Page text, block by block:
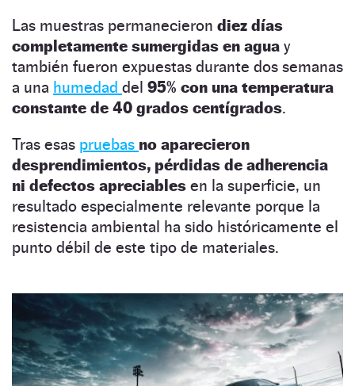
Las muestras permanecieron diez días
completamente sumergidas en agua y
también fueron expuestas durante dos semanas
a una humedad del 95% con una temperatura
constante de 40 grados centígrados.
Tras esas pruebas no aparecieron
desprendimientos, pérdidas de adherencia
ni defectos apreciables en la superficie, un
resultado especialmente relevante porque la
resistencia ambiental ha sido históricamente el
punto débil de este tipo de materiales.